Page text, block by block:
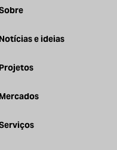
Notícias e ideias
Projetos
Mercados